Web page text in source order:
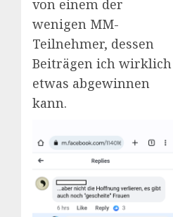
von einem der
wenigen MM-
Teilnehmer, dessen
Beiträgen ich wirklich
etwas abgewinnen
kann.